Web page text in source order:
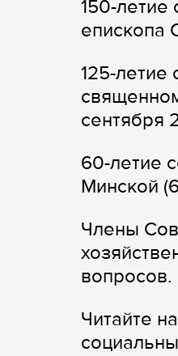
150-
епископа
125-летие
сентября
60-летие
Минской
Члены
вопросов.
Читайте